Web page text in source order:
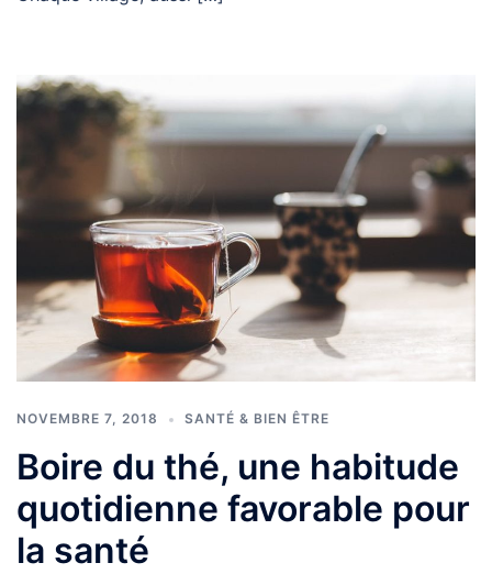
NOVEMBRE 7, 2018 SANTÉ & BIEN ÊTRE
Boire du thé, une habitude
quotidienne favorable pour
la santé